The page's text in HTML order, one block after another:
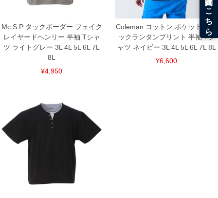
Mc.S.P タックボーダー フェイク
レイヤードヘンリー 半袖 Tシャ
ツ ライトグレー 3L 4L 5L 6L 7L
8L
¥4,950
Coleman コットン ポケット付 バ
ックランタンプリント 半袖 Tシ
ャツ ネイビー 3L 4L 5L 6L 7L 8L
¥6,600